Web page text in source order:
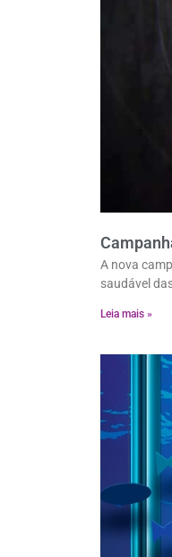
A nova
saudável
Leia mais »